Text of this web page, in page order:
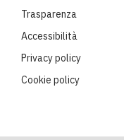
Trasparenza
Accessibilità
Privacy policy
Cookie policy